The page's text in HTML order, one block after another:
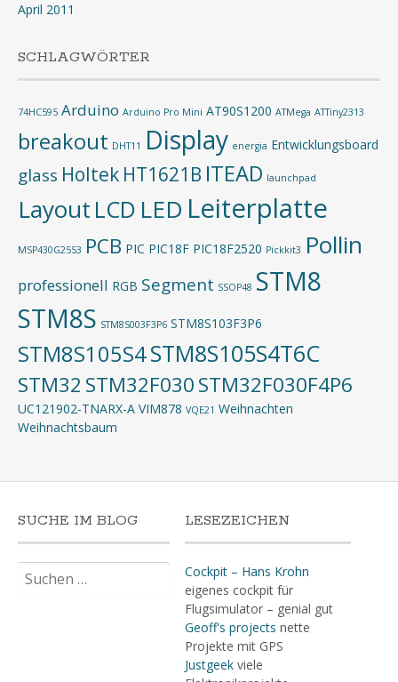
April 2011
SCHLAGWÖRTER
74HC595 Arduino Arduino Pro Mini AT90S1200 ATMega ATTiny2313
breakout DHT11 Display energia Entwicklungsboard
glass Holtek HT1621B ITEAD launchpad
Layout LCD LED Leiterplatte
MSP430G2553 PCB PIC PIC18F PIC18F2520 Pickkit3 Pollin
professionell RGB Segment SSOP48 STM8
STM8S STM8S003F3P6 STM8S103F3P6
STM8S105S4STM8S105S4T6C
STM32 STM32F030STM32F030F4P6
UC121902-TNARX-A VIM878 VQE21 Weihnachten
Weihnachtsbaum
SUCHE IM BLOG
nach:
LESEZEICHEN
Cockpit – Hans Krohn
eigenes cockpit für
Flugsimulator – genial gut
Geoff's projects nette
Projekte mit GPS
Justgeekviele